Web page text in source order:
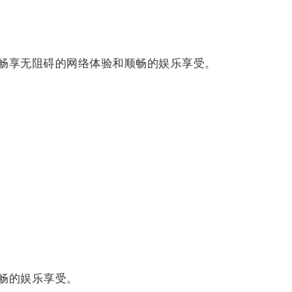
无阻碍的网络体验和顺畅的娱乐享受。
娱乐享受。